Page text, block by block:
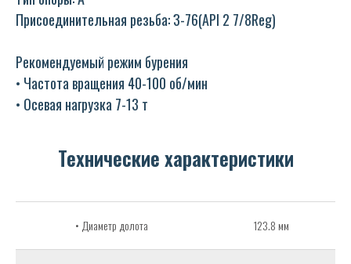
Присоединительная резьба: З-76(API 2 7/8Reg)
Рекомендуемый режим бурения
• Частота вращения 40-100 об/мин
• Осевая нагрузка 7-13 т
Технические характеристики
• Диаметр долота 123.8 мм